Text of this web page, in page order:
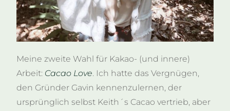
Meine zweite Wahl für Kakao- (und innere)
Arbeit: Cacao Love. Ich hatte das Vergnügen,
den Gründer Gavin kennenzulernen, der
ursprünglich selbst Keith´s Cacao vertrieb, aber